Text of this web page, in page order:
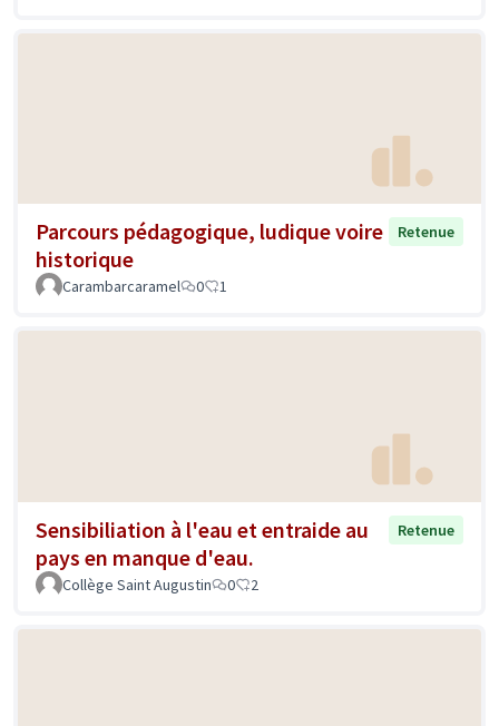
Parcours pédagogique, ludique voire
historique
Retenue
Carambarcaramel 0 1
Sensibiliation à l'eau et entraide au
pays en manque d'eau.
Retenue
Collège Saint Augustin 0 2